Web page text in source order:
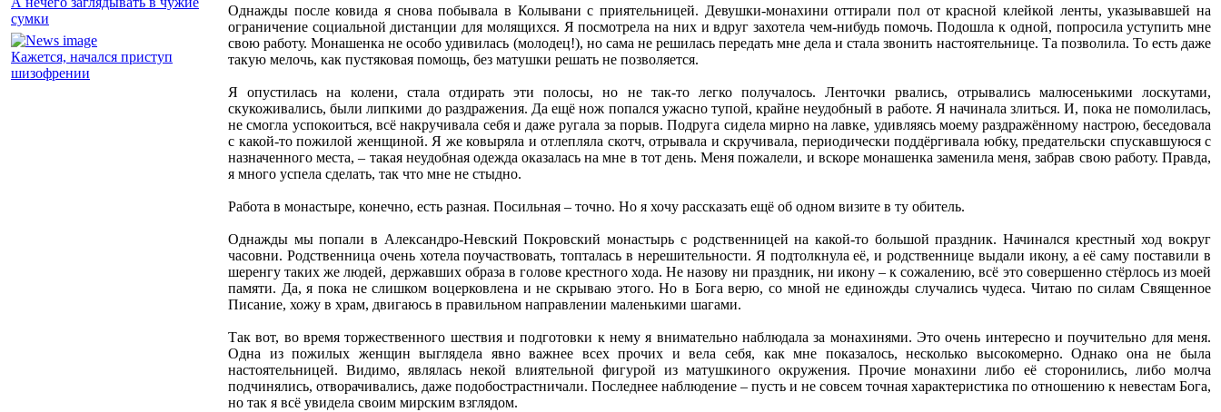
сумки
Кажется, начался приступ
шизофрении
Однажды после ковида я снова побывала в Колывани с приятельницей. Девушки-монахини оттирали пол от красной клейкой ленты, указывавшей на
ограничение социальной дистанции для молящихся. Я посмотрела на них и вдруг захотела чем-нибудь помочь. Подошла к одной, попросила уступить мне
свою работу. Монашенка не особо удивилась (молодец!), но сама не решилась передать мне дела и стала звонить настоятельнице. Та позволила. То есть даже
такую мелочь, как пустяковая помощь, без матушки решать не позволяется.
Я опустилась на колени, стала отдирать эти полосы, но не так-то легко получалось. Ленточки рвались, отрывались малюсенькими лоскутами,
скукоживались, были липкими до раздражения. Да ещё нож попался ужасно тупой, крайне неудобный в работе. Я начинала злиться. И, пока не помолилась,
не смогла успокоиться, всё накручивала себя и даже ругала за порыв. Подруга сидела мирно на лавке, удивляясь моему раздражённому настрою, беседовала
с какой-то пожилой женщиной. Я же ковыряла и отлепляла скотч, отрывала и скручивала, периодически поддёргивала юбку, предательски спускавшуюся с
назначенного места, – такая неудобная одежда оказалась на мне в тот день. Меня пожалели, и вскоре монашенка заменила меня, забрав свою работу. Правда,
я много успела сделать, так что мне не стыдно.
Работа в монастыре, конечно, есть разная. Посильная – точно. Но я хочу рассказать ещё об одном визите в ту обитель.
Однажды мы попали в Александро-Невский Покровский монастырь с родственницей на какой-то большой праздник. Начинался крестный ход вокруг
часовни. Родственница очень хотела поучаствовать, топталась в нерешительности. Я подтолкнула её, и родственнице выдали икону, а её саму поставили в
шеренгу таких же людей, державших образа в голове крестного хода. Не назову ни праздник, ни икону – к сожалению, всё это совершенно стёрлось из моей
памяти. Да, я пока не слишком воцерковлена и не скрываю этого. Но в Бога верю, со мной не единожды случались чудеса. Читаю по силам Священное
Писание, хожу в храм, двигаюсь в правильном направлении маленькими шагами.
Так вот, во время торжественного шествия и подготовки к нему я внимательно наблюдала за монахинями. Это очень интересно и поучительно для меня.
Одна из пожилых женщин выглядела явно важнее всех прочих и вела себя, как мне показалось, несколько высокомерно. Однако она не была
настоятельницей. Видимо, являлась некой влиятельной фигурой из матушкиного окружения. Прочие монахини либо её сторонились, либо молча
подчинялись, отворачивались, даже подобострастничали. Последнее наблюдение – пусть и не совсем точная характеристика по отношению к невестам Бога,
но так я всё увидела своим мирским взглядом.